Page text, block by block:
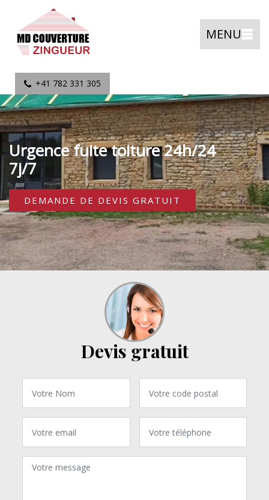
MENU
+41 782 331 305
Urgence fuite toiture 24h/24
7j/7
DEMANDE DE DEVIS GRATUIT
Devis gratuit